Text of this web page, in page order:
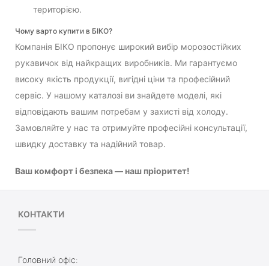
територією.
Чому варто купити в БІКО?
Компанія БІКО пропонує широкий вибір морозостійких
рукавичок від найкращих виробників. Ми гарантуємо
високу якість продукції, вигідні ціни та професійний
сервіс. У нашому каталозі ви знайдете моделі, які
відповідають вашим потребам у захисті від холоду.
Замовляйте у нас та отримуйте професійні консультації,
швидку доставку та надійний товар.
Ваш комфорт і безпека — наш пріоритет!
КОНТАКТИ
Головний офіс: